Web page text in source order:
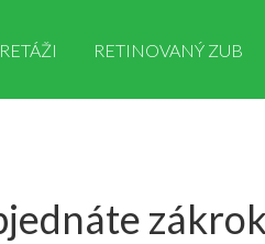
RETINOVANÝ ZUB
zákrok